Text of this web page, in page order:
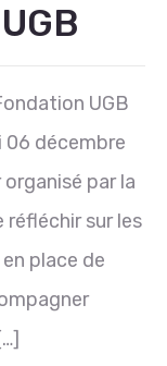
UGB
06 décembre
par la
réfléchir sur les
place de